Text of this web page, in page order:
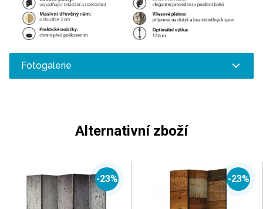
Fotogalerie
Alternativní zboží
-23% -23%